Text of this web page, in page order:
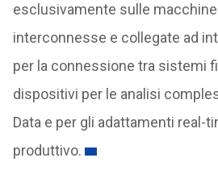
esclusivamente sulle
interconnesse e collegate ad
per la connessione tra sistemi
dispositivi per le analisi
Data e per gli adattamenti real-
produttivo.